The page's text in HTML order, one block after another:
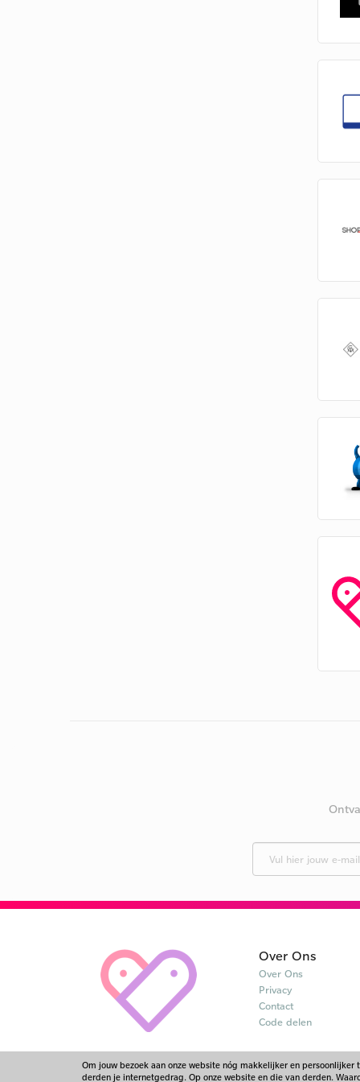
Over Ons
Over Ons
Privacy
Contact
Code delen
Om jouw bezoek aan onze website nóg makkelijker en
derden je internetgedrag. Op onze website en die van derden.